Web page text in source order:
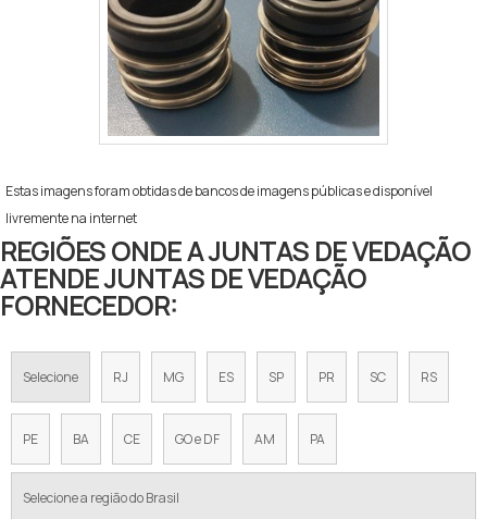
Estas imagens foram obtidas de bancos de imagens públicas e disponível
livremente na internet
REGIÕES ONDE A JUNTAS DE VEDAÇÃO
ATENDE JUNTAS DE VEDAÇÃO
FORNECEDOR:
Selecione RJ MG ES SP PR SC RS
PE BA CE GO e DF AM PA
Selecione a região do Brasil